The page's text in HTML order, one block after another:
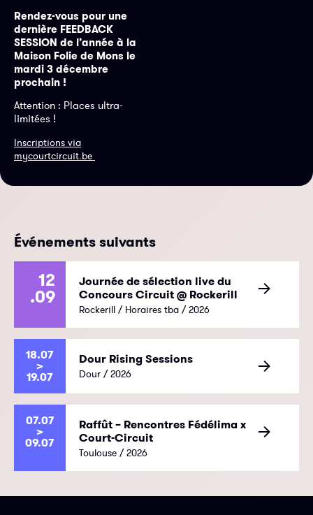
Rendez-vous pour une
dernière FEEDBACK
SESSION de l’année à la
Maison Folie de Mons le
mardi 3 décembre
prochain !
Attention : Places ultra-
limitées !
Inscriptions via
mycourtcircuit.be
Événements suivants
12
.09
Journée de sélection live du
Concours Circuit @ Rockerill
Rockerill / Horaires tba / 2026
18.07
>
19.07
Dour Rising Sessions
Dour / 2026
07.07
>
09.07
Raffût – Rencontres Fédélima x
Court-Circuit
Toulouse / 2026